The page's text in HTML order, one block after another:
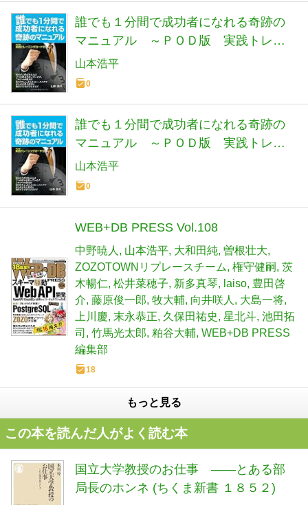
誰でも１分間で成功者になれる奇跡の
マニュアル ～ＰＯＤ版 実践トレー
ニングカード付～
山本浩平
0
誰でも１分間で成功者になれる奇跡の
マニュアル ～ＰＯＤ版 実践トレー
ニングカード付～
山本浩平
0
WEB+DB PRESS Vol.108
中野暁人 山本浩平 大和田純 曽根壮大
ZOZOTOWNリプレースチーム 権守健嗣 茨
木暢仁 松井菜穂子 新多真琴 laiso 豊田啓
介 藤原俊一郎 牧大輔 向井咲人
大島一将
上川慶 末永恭正 久保田祐史 星北斗 池田拓
司
竹馬光太郎 粕谷大輔 WEB+DB PRESS
編集部
18
もっと見る
この本を読んだ人がよく読む本
国立大学教授のお仕事 ――とある部
局長のホンネ (ちくま新書 １８５２)